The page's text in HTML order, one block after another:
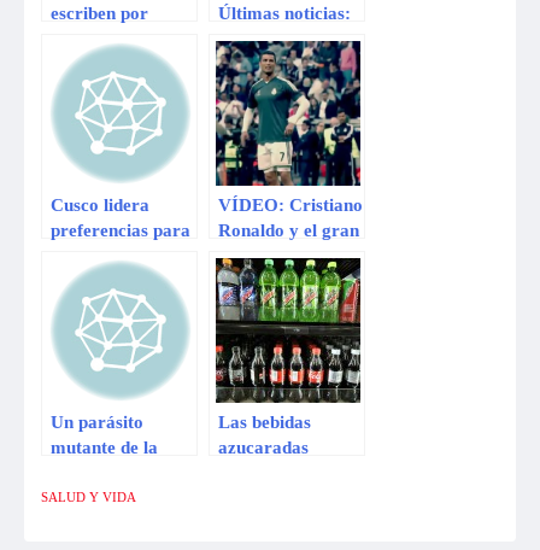
escriben por
mundo?
Últimas noticias:
Una enfermedad
rara afecta a las
niñas de una
localidad
colombiana
Karateca peruano
representará a
Argentina por
falta de apoyo
Cusco lidera
preferencias para
Maravilla del
Mundo
VÍDEO: Cristiano
Ronaldo y el gran
gesto con un niño
que da la vuelta al
mundo
Un parásito
mutante de la
al mundo
Las bebidas
azucaradas
SALUD Y VIDA